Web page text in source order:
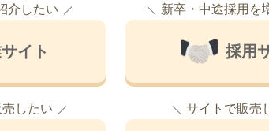
介したい
イト
新卒・中途採用を
採用
したい サイトで販売